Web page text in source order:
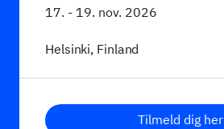
17. - 19. nov. 2026
Helsinki, Finland
Tilmeld dig her